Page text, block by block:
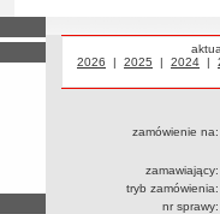
Przetargi z roku
2026 | Przetargi z roku
2025 | 2024 |
zamówienie na:
zamawiający:
tryb zamówienia:
nr sprawy: